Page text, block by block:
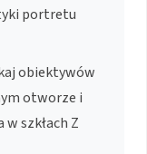
portretu
obiektywów
otworze i
szkłach Z